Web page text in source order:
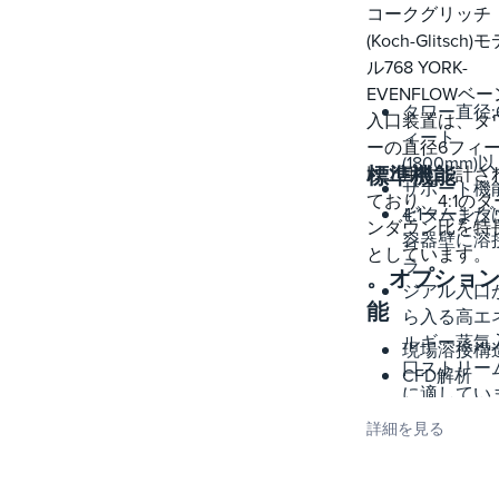
コークグリッチ
(Koch-Glitsch)モ
ル768 YORK-
EVENFLOWベー
入口装置は、タ
ーの直径6フィ
以上用に設計さ
ており、4:1のタ
ンダウン比を特
としています。
タワー直径
ィート
(1800mm)
サポート機
ビームまた
容器壁に溶
標準機能
4:1ターンダ
ン
ラ
ジアル入口
ら入る高エ
ルギー蒸気
口ストリー
に適してい
す
テーパー入
。オプショ
能
現場溶接構
CFD解析
詳細を見る